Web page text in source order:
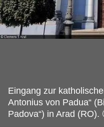
Eingang zur
Antonius von Padua“
Padova“) in Arad